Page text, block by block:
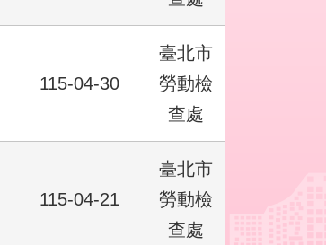
115-04-30
臺北市
勞動檢
查處
115-04-21
臺北市
勞動檢
查處